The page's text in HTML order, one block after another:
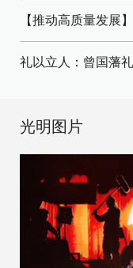
【推动高质量发展
礼以立人：曾国藩
光明图片